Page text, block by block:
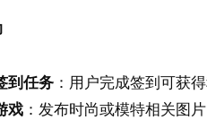
到任务 ：用户完成签到可获
戏 ：发布时尚或模特相关图